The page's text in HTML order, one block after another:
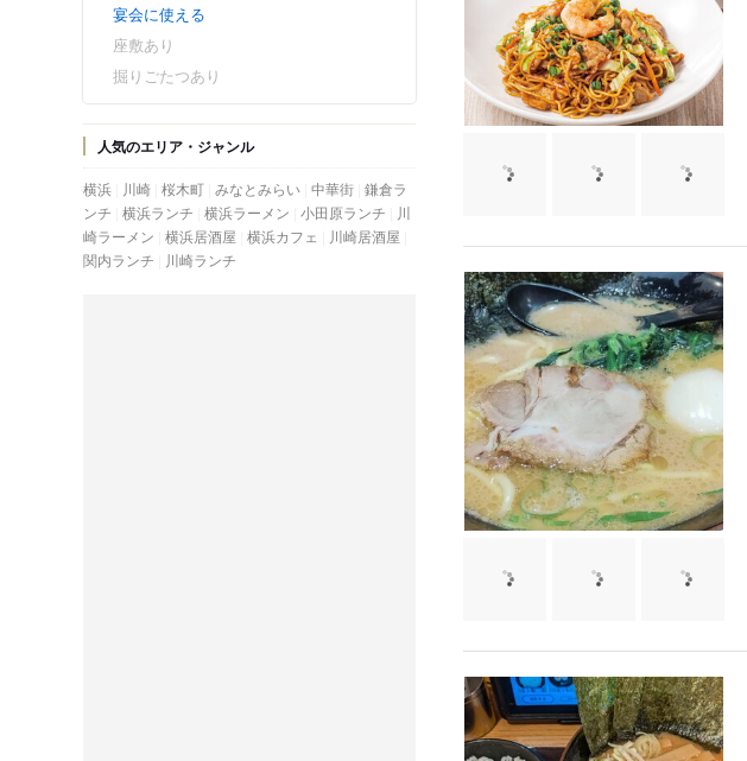
宴会に使える
座敷あり
掘りごたつあり
人気のエリア・ジャンル
横浜 川崎 桜木町 みなとみらい 中華街 鎌倉ラ
ンチ 横浜ランチ 横浜ラーメン 小田原ランチ
川
崎ラーメン 横浜居酒屋 横浜カフェ
川崎居酒屋
関内ランチ
川崎ランチ